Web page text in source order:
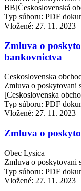
BB[Československá
Typ súboru: PDF
Vložené: 27. 11. 2023
Zmluva o
bankovnictva
Ceskoslovenska
Zmluva o poskytovani
[Ceskoslovenska
Typ súboru: PDF
Vložené: 27. 11. 2023
Zmluva o
Obec Lysica
Zmluva o poskytovani
Typ súboru: PDF
Vložené: 27. 11. 2023